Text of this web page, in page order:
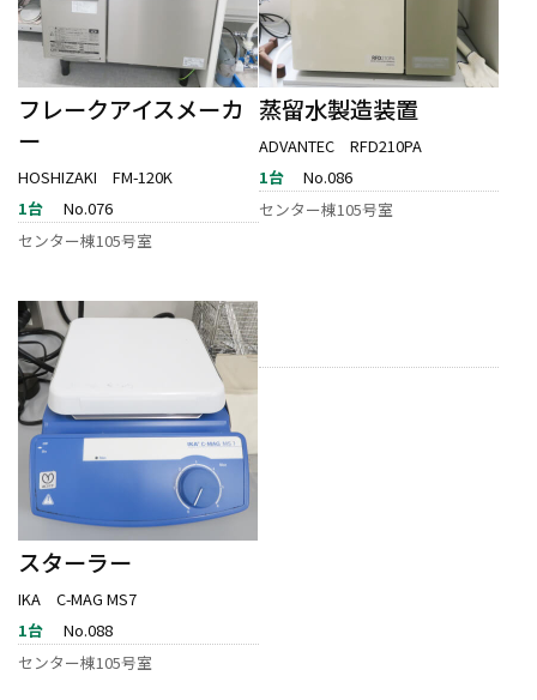
フレークアイスメーカ
ー
HOSHIZAKI FM-120K
1台
No.076
センター棟105号室
蒸留水製造装置
ADVANTEC RFD210PA
1台
No.086
センター棟105号室
スターラー
IKA C-MAG MS7
1台
No.088
センター棟105号室